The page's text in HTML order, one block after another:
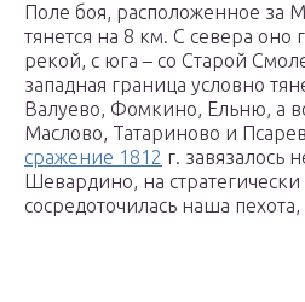
Поле боя, расположенное за
тянется на 8 км. С севера оно
рекой, с юга – со Старой
западная граница условно
Валуево, Фомкино, Ельню, а
Маслово, Татариново и
сражение 1812 г. завязалось
Шевардино, на
сосредоточилась наша